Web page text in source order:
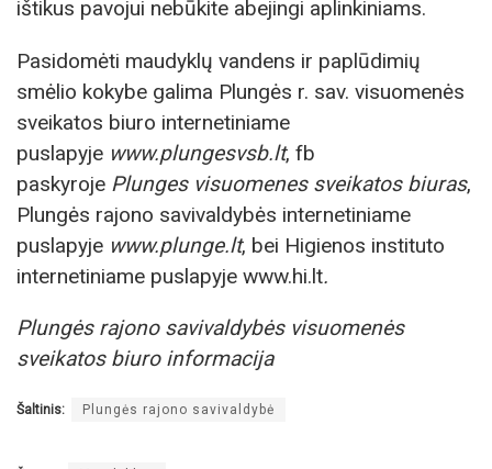
ištikus pavojui nebūkite abejingi aplinkiniams.
Pasidomėti maudyklų vandens ir paplūdimių
smėlio kokybe galima Plungės r. sav. visuomenės
sveikatos biuro internetiniame
puslapyje www.plungesvsb.lt, fb
paskyroje Plunges visuomenes sveikatos biuras,
Plungės rajono savivaldybės internetiniame
puslapyje www.plunge.lt, bei Higienos instituto
internetiniame puslapyje www.hi.lt.
Plungės rajono savivaldybės visuomenės
sveikatos biuro informacija
Šaltinis: Plungės rajono savivaldybė